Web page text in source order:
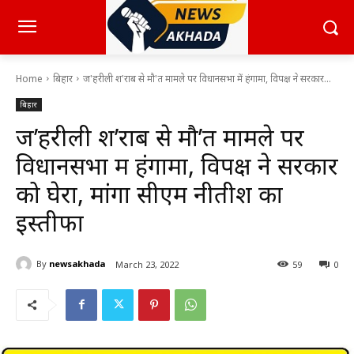
Home बिहार ज'हरीली श'राब से मौ'त मामले पर विधानसभा में हंगामा, विपक्ष ने सरकार...
बिहार
ज’हरीली श’राब से मौ’त मामले पर
विधानसभा में हंगामा, विपक्ष ने सरकार
को घेरा, मांगा सीएम नीतीश का
इस्तीफा
By newsakhada March 23, 2022 0
59